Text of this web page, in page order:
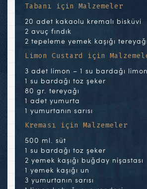
Tabanı için Malzemeler
20 adet kakaolu kremalı bisküvi
2 avuç fındık
2 tepeleme yemek kaşığı tereyağı
Limon Custard için
3 adet limon – 1 su bardağı
1 su bardağı toz şeker
80 gr. tereyağı
1 adet yumurta
1 yumurtanın sarısı
Kreması için Malzemeler
500 ml. süt
1 su bardağı toz şeker
2 yemek kaşığı buğday nişastası
1 yemek kaşığı un
3 yumurtanın sarısı